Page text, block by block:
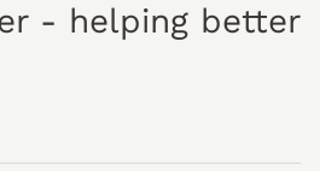
- helping better